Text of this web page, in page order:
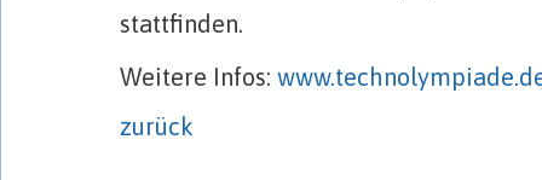
stattfinden.
Weitere Infos:
zurück